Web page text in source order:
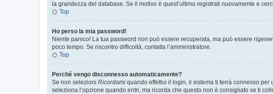
la grandezza del database. Se il motivo è quest’ultimo registrati nuovamente e
Top
Ho perso la mia password!
Niente panico! La tua password non può essere recuperata, ma può essere
poco tempo. Se riscontro difficoltà, contatta l’amministratore.
Top
Perché vengo disconnesso automaticamente?
Se non selezioni Ricordami quando effettui il login, il sistema ti terrà connesso
seleziona l’opzione quando entri, ma ricorda che questo non è consigliato se ti